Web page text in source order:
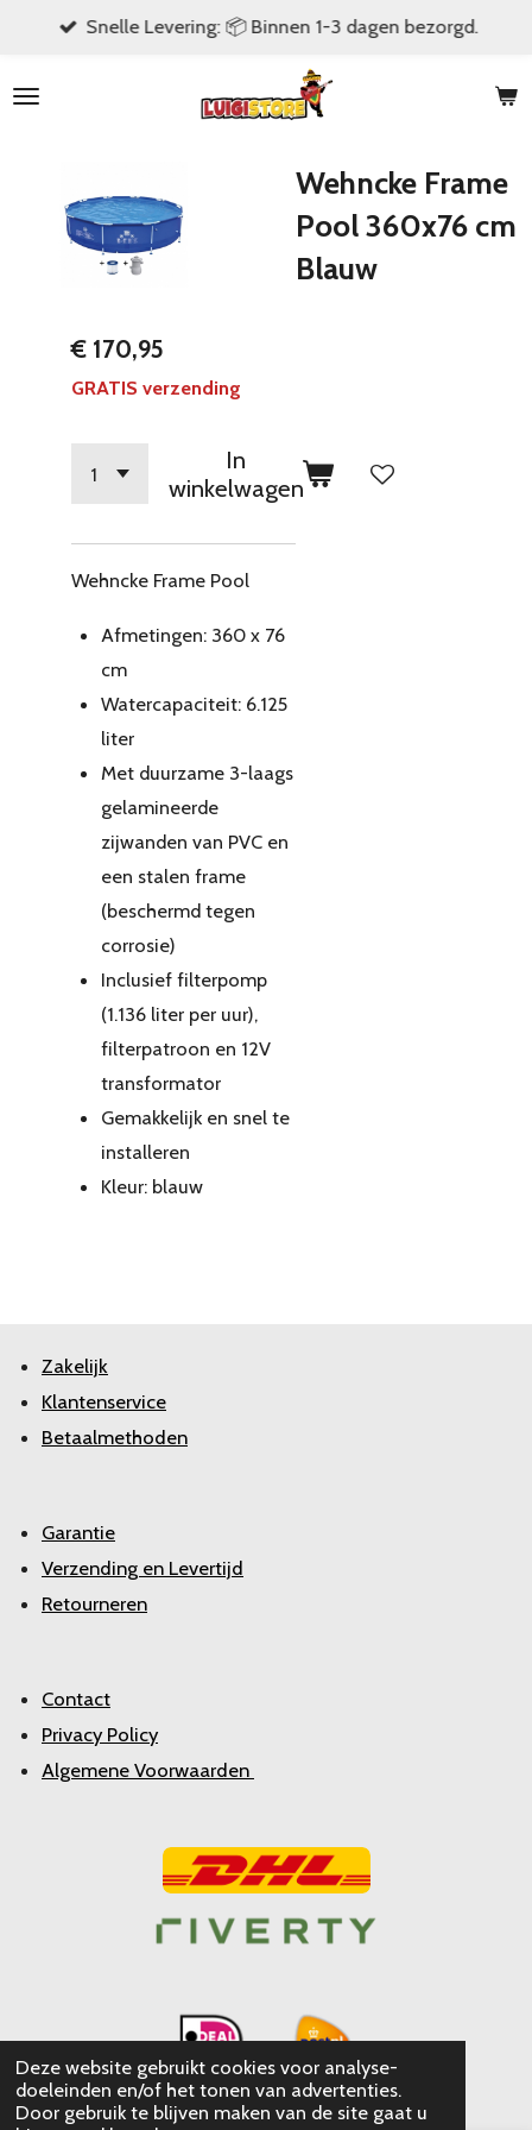
Deze website gebruikt cookies voor analyse-
doeleinden en/of het tonen van advertenties.
Door gebruik te blijven maken van de site gaat u
naar
Snelle Levering: 📦 Binnen 1-3 dagen bezorgd.
Wehncke Frame
Pool 360x76 cm
Blauw
€ 170,95
GRATIS verzending
In
winkelwagen
Wehncke Frame Pool
Afmetingen: 360 x 76
cm
Watercapaciteit: 6.125
liter
Met duurzame 3-laags
gelamineerde
zijwanden van PVC en
een stalen frame
(beschermd tegen
corrosie)
Inclusief filterpomp
(1.136 liter per uur),
filterpatroon en 12V
transformator
Gemakkelijk en snel te
installeren
Kleur: blauw
Zakelijk
Klantenservice
Betaalmethoden
Garantie
Verzending en Levertijd
Retourneren
Contact
Privacy Policy
Algemene Voorwaarden